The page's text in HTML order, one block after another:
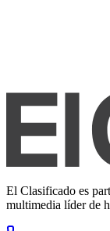
El Clasificado es
multimedia líder de